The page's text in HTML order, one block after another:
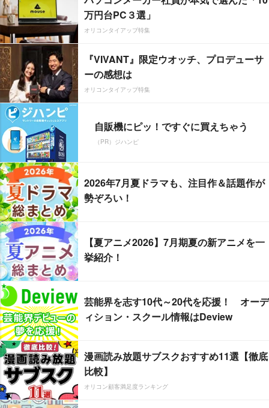
万円台PC３選」
オリコンタイアップ特集
『VIVANT』限定ウオッチ、プロデューサ
ーの感想は
オリコンタイアップ特集
自販機にピッ！ですぐに買えちゃう
（PR）ジハンピ
2026年7月夏ドラマも、注目作＆話題作が
勢ぞろい！
【夏アニメ2026】7月期夏の新アニメを一
挙紹介！
芸能界を志す10代～20代を応援！ オーデ
ィション・スクール情報はDeview
漫画読み放題サブスクおすすめ11選【徹底
比較】
オリコン顧客満足度ランキング